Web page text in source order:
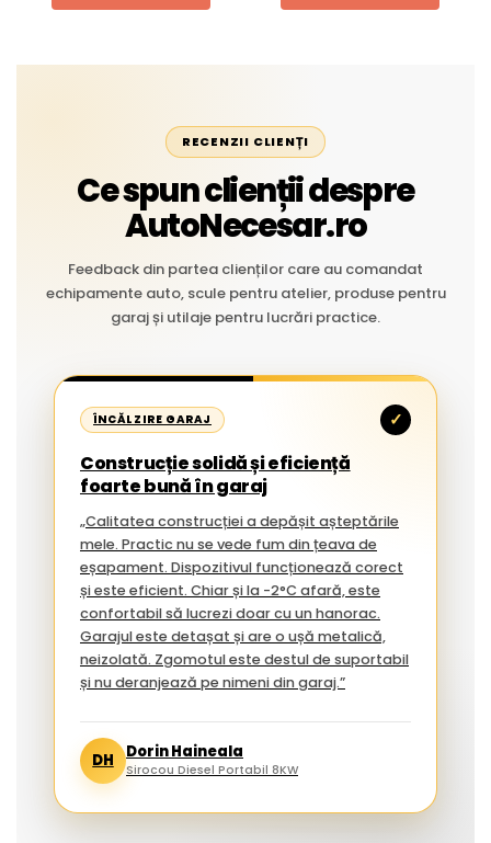
RECENZII CLIENȚI
Ce spun clienții despre
AutoNecesar.ro
Feedback din partea clienților care au comandat
echipamente auto, scule pentru atelier, produse pentru
garaj și utilaje pentru lucrări practice.
ÎNCĂLZIRE GARAJ ✓
Construcție solidă și eficiență
foarte bună în garaj
„Calitatea construcției a depășit așteptările
mele. Practic nu se vede fum din țeava de
eșapament. Dispozitivul funcționează corect
și este eficient. Chiar și la -2°C afară, este
confortabil să lucrezi doar cu un hanorac.
Garajul este detașat și are o ușă metalică,
neizolată. Zgomotul este destul de suportabil
și nu deranjează pe nimeni din garaj.”
DH Dorin Haineala
Sirocou Diesel Portabil 8KW